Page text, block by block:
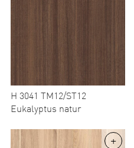
H 3041 TM12/ST12
Eukalyptus natur